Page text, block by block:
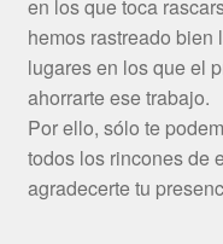
en los que toca
hemos rastreado bien
lugares en los que el
ahorrarte ese trabajo.
Por ello, sólo te
todos los rincones de
agradecerte tu